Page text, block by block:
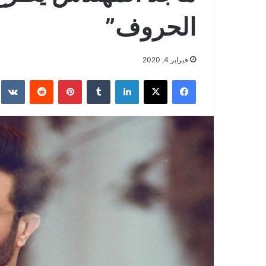
الحروف”
فبراير 4, 2020
فيسبوك ‫X لينكدإن بينتيريست